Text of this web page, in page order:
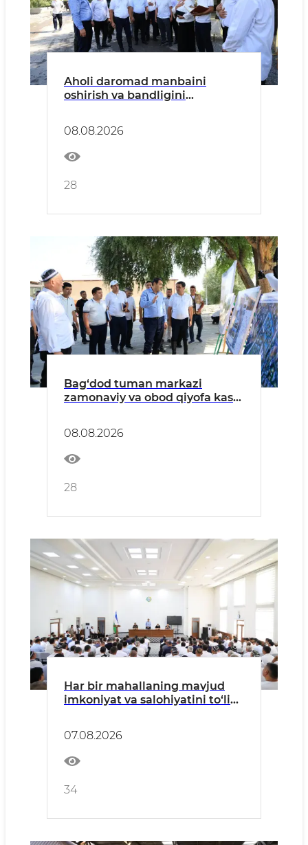
Aholi daromad manbaini
oshirish va bandligini
08.08.2026
28
Bag‘dod tuman markazi
zamonaviy va obod qiyofa kasb
08.08.2026
28
Har bir mahallaning mavjud
imkoniyat va salohiyatini to‘liq
07.08.2026
34